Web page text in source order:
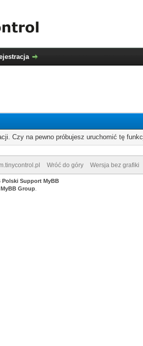
Czy na pewno próbujesz uruchomić tę
Wróć do góry Wersja bez grafiki
Polski Support MyBB
MyBB Group